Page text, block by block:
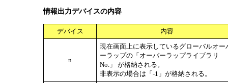
情報出力デバイスの内容
デバイス 内容
n
現在画面上に表示しているグローバルオー
ーラップの「オーバーラップライブラリ
No.」 が格納される。
非表示の場合は「-1」が格納される。